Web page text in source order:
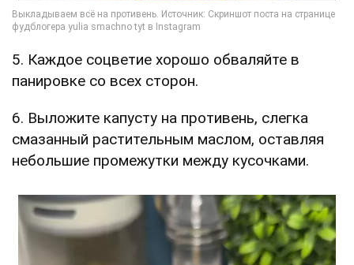
5. Каждое соцветие хорошо обваляйте в
панировке со всех сторон.
6. Выложите капусту на противень, слегка
смазанный растительным маслом, оставляя
небольшие промежутки между кусочками.